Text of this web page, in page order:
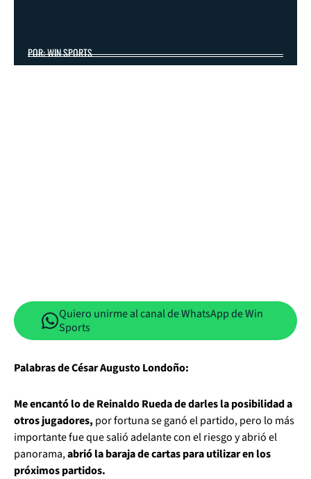
POR: WIN SPORTS
Quiero unirme al canal de WhatsApp de Win
Sports
Palabras de César Augusto Londoño:
Me encantó lo de Reinaldo Rueda de darles la posibilidad a
otros jugadores, por fortuna se ganó el partido, pero lo más
importante fue que salió adelante con el riesgo y abrió el
panorama,abrió la baraja de cartas para utilizar en los
próximos partidos.